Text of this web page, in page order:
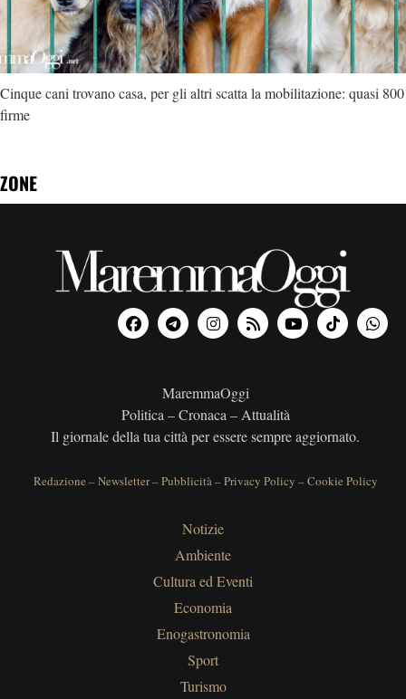
Cinque cani trovano casa, per gli altri scatta la mobilitazione: quasi 800
firme
ZONE
MaremmaOggi
Politica – Cronaca – Attualità
Il giornale della tua città per essere sempre aggiornato.
Redazione –Newsletter–Pubblicità–Privacy Policy –Cookie Policy
Notizie
Ambiente
Cultura ed Eventi
Economia
Enogastronomia
Sport
Turismo